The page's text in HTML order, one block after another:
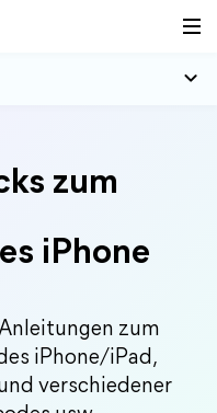
zum
iPhone
zum
iPhone/iPad,
verschiedener